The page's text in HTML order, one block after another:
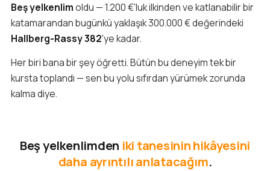
Beş yelkenlimoldu — 1.200 €'luk ilkinden ve katlanabilir bir
katamarandan bugünkü yaklaşık 300.000 € değerindeki
Hallberg-Rassy 382'ye kadar.
Her biri bana bir şey öğretti. Bütün bu deneyim tek bir
kursta toplandı — sen bu yolu sıfırdan yürümek zorunda
kalma diye.
Beş yelkenlimden iki tanesinin hikâyesini
daha ayrıntılı anlatacağım.